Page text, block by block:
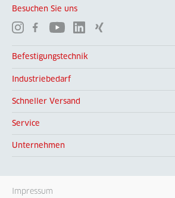
Besuchen Sie uns
Befestigungstechnik
Industriebedarf
Schneller Versand
Service
Unternehmen
Impressum